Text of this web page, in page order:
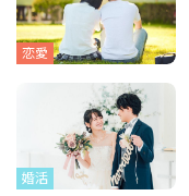
恋愛
婚活